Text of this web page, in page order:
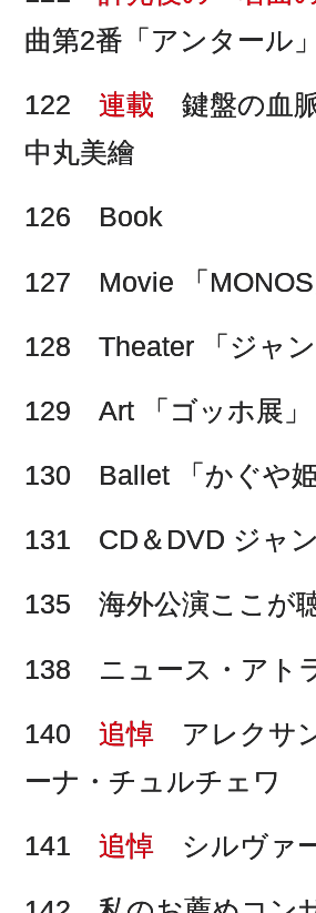
曲第2番「アンタール」
122 連載 鍵盤の血
中丸美繪
126 Book
127 Movie 「MONOS
128 Theater 「ジャン
129 Art 「ゴッホ展」
130 Ballet 「かぐや姫
131 CD＆DVD ジャ
135 海外公演ここが
138 ニュース・アト
140 追悼 アレクサ
ーナ・チュルチェワ
141 追悼 シルヴァ